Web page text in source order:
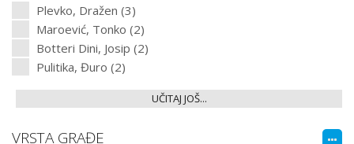
Plevko, Dražen (3)
Maroević, Tonko (2)
Botteri Dini, Josip (2)
Pulitika, Đuro (2)
UČITAJ JOŠ...
VRSTA GRAĐE